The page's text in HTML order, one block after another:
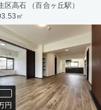
区高石 （百合ヶ丘駅）
㎡
円